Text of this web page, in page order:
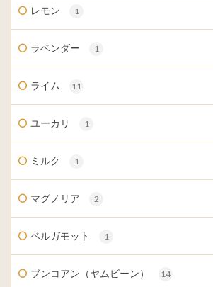
レモン 1
ラベンダー 1
ライム 11
ユーカリ 1
ミルク 1
マグノリア 2
ベルガモット 1
ブンコアン（ヤムビーン） 14